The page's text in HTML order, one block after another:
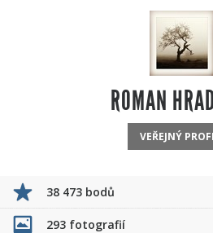
Zapomněli jste
Měli jste účet na
ROMAN
VEŘEJNÝ
38 473 bodů
293 fotografií